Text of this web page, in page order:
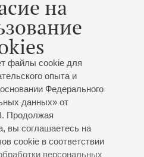
на
файлы cookie для
опыта и
Федерального
данных» от
Продолжая
вы соглашаетесь на
cookie в соответствии
персональных
апрель 2025
, Вс
фантазий